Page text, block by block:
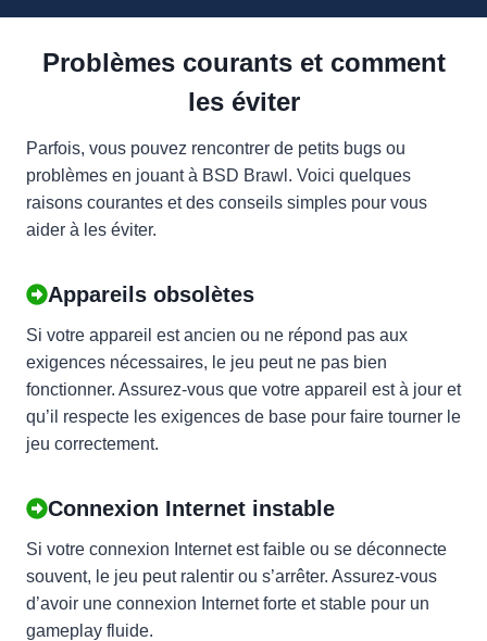
Problèmes courants et comment
les éviter
Parfois, vous pouvez rencontrer de petits bugs ou
problèmes en jouant à BSD Brawl. Voici quelques
raisons courantes et des conseils simples pour vous
aider à les éviter.
Appareils obsolètes
Si votre appareil est ancien ou ne répond pas aux
exigences nécessaires, le jeu peut ne pas bien
fonctionner. Assurez-vous que votre appareil est à jour et
qu’il respecte les exigences de base pour faire tourner le
jeu correctement.
Connexion Internet instable
Si votre connexion Internet est faible ou se déconnecte
souvent, le jeu peut ralentir ou s’arrêter. Assurez-vous
d’avoir une connexion Internet forte et stable pour un
gameplay fluide.